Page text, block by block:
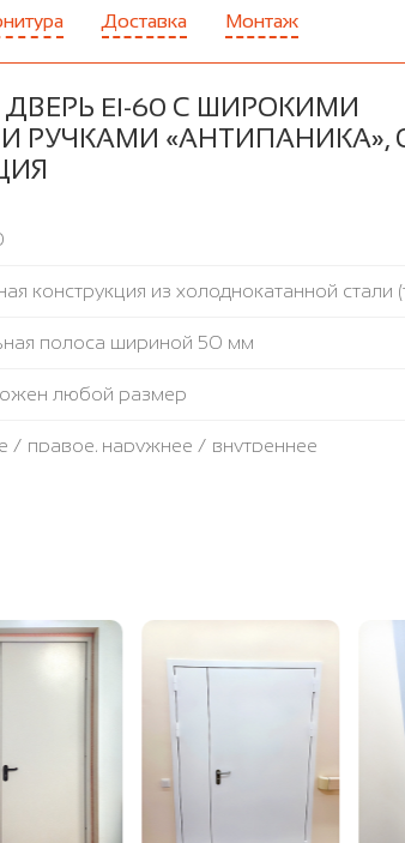
Доставка Монтаж
EI-60 С ШИРОКИМИ
РУЧКАМИ «АНТИПАНИКА»,
конструкция из холоднокатанной стали
полоса шириной 50 мм
любой размер
/ правое, наружнее / внутреннее